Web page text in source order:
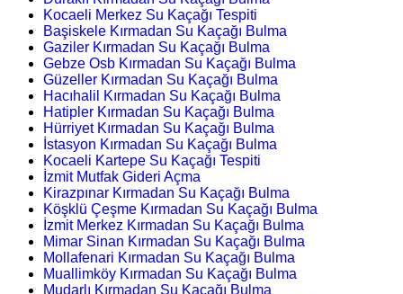
Kocaeli Merkez Su Kaçağı Tespiti
Başiskele Kırmadan Su Kaçağı Bulma
Gaziler Kırmadan Su Kaçağı Bulma
Gebze Osb Kırmadan Su Kaçağı Bulma
Güzeller Kırmadan Su Kaçağı Bulma
Hacıhalil Kırmadan Su Kaçağı Bulma
Hatipler Kırmadan Su Kaçağı Bulma
Hürriyet Kırmadan Su Kaçağı Bulma
İstasyon Kırmadan Su Kaçağı Bulma
Kocaeli Kartepe Su Kaçağı Tespiti
İzmit Mutfak Gideri Açma
Kirazpınar Kırmadan Su Kaçağı Bulma
Köşklü Çeşme Kırmadan Su Kaçağı Bulma
İzmit Merkez Kırmadan Su Kaçağı Bulma
Mimar Sinan Kırmadan Su Kaçağı Bulma
Mollafenari Kırmadan Su Kaçağı Bulma
Muallimköy Kırmadan Su Kaçağı Bulma
Mudarlı Kırmadan Su Kaçağı Bulma